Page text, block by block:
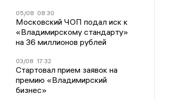
05/08 08:30
Московский ЧОП подал иск к
«Владимирскому стандарту»
на 36 миллионов рублей
03/08 17:32
Стартовал прием заявок на
премию «Владимирский
бизнес»